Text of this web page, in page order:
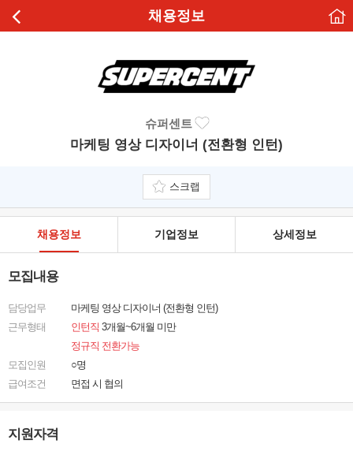
채용정보
슈퍼센트
마케팅 영상 디자이너 (전환형 인턴)
스크랩
채용정보 기업정보 상세정보
모집내용
담당업무
마케팅 영상 디자이너 (전환형 인턴)
근무형태
인턴직 3개월~6개월 미만
정규직 전환가능
모집인원
○명
급여조건
면접 시 협의
지원자격